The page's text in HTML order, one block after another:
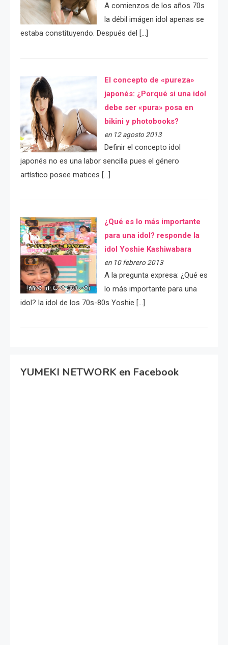
A comienzos de los años 70s
la débil imágen idol apenas se
estaba constituyendo. Después del […]
El concepto de «pureza»
japonés: ¿Porqué si una idol
debe ser «pura» posa en
bikini y photobooks?
en 12 agosto 2013
Definir el concepto idol
japonés no es una labor sencilla pues el género
artístico posee matices […]
¿Qué es lo más importante
para una idol? responde la
idol Yoshie Kashiwabara
en 10 febrero 2013
A la pregunta expresa: ¿Qué es
lo más importante para una
idol? la idol de los 70s-80s Yoshie […]
YUMEKI NETWORK en Facebook